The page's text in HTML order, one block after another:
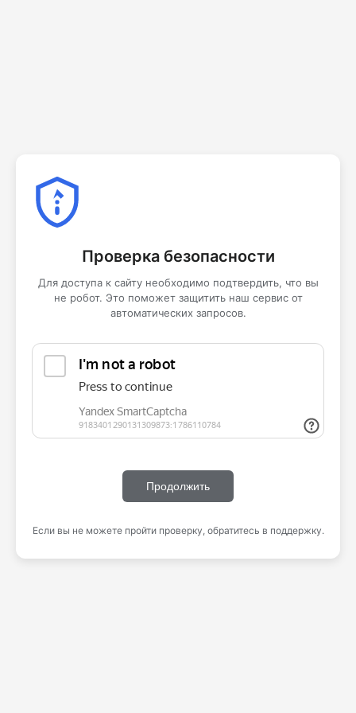
Проверка безопасности
Для доступа к сайту необходимо подтвердить, что вы
не робот. Это поможет защитить наш сервис от
автоматических запросов.
Продолжить
Если вы не можете пройти проверку, обратитесь в поддержку.